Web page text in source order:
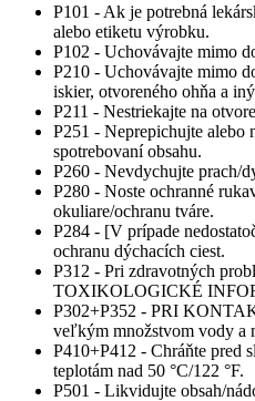
P101 - Ak je potrebná
alebo etiketu výrobku.
P102 - Uchovávajte mimo
P210 - Uchovávajte mimo
iskier, otvoreného ohňa a
P211 - Nestriekajte na
P251 - Neprepichujte alebo
spotrebovaní obsahu.
P260 - Nevdychujte prach/
P280 - Noste ochranné
okuliare/ochranu tváre.
P284 - [V prípade
ochranu dýchacích ciest.
P312 - Pri zdravotných
TOXIKOLOGICKÉ
P302+P352 - PRI
veľkým množstvom vody a
P410+P412 - Chráňte pred
teplotám nad 50 °C/122 °F.
P501 - Likvidujte obsah/